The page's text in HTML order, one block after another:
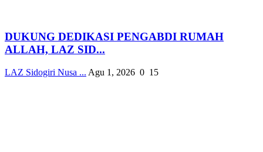
DUKUNG DEDIKASI PENGABDI RUMAH
ALLAH, LAZ SID...
LAZ Sidogiri Nusa ... Agu 1, 2026 0 15